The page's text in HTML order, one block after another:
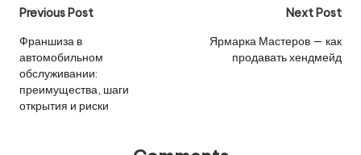
Post
navigation
Previous Post
Франшиза в
автомобильном
обслуживании:
преимущества, шаги
открытия и риски
Next Post
Ярмарка Мастеров — как
продавать хендмейд